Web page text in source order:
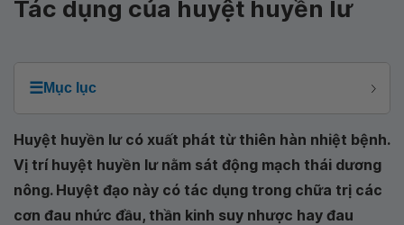
Tác dụng của huyệt huyền lư
☰Mục lục
Huyệt huyền lư có xuất phát từ thiên hàn nhiệt bệnh.
Vị trí huyệt huyền lư nằm sát động mạch thái dương
nông. Huyệt đạo này có tác dụng trong chữa trị các
cơn đau nhức đầu, thần kinh suy nhược hay đau